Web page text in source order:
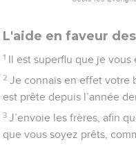
L'aide en faveur
1 Il est superflu que je vous
2 Je connais en effet votre
est prête depuis l’année
3 J’envoie les frères, afin
que vous soyez prêts,